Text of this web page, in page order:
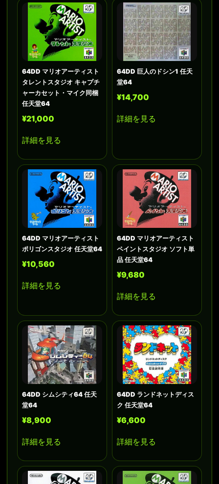
64DD マリオアーティスト
タレントスタジオ キャプチ
ャーカセット・マイク同梱
任天堂64
¥21,000
詳細を見る
64DD 巨人のドシン1 任天
堂64
¥14,700
詳細を見る
64DD マリオアーティスト
ポリゴンスタジオ 任天堂64
¥10,560
詳細を見る
64DD マリオアーティスト
ペイントスタジオ ソフト単
品 任天堂64
¥9,680
詳細を見る
64DD シムシティ64 任天
堂64
¥8,900
詳細を見る
64DD ランドネットディス
ク 任天堂64
¥6,600
詳細を見る